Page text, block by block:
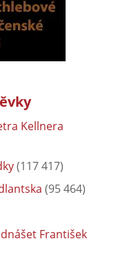
Kellnera
(117 417)
(95 464)
František